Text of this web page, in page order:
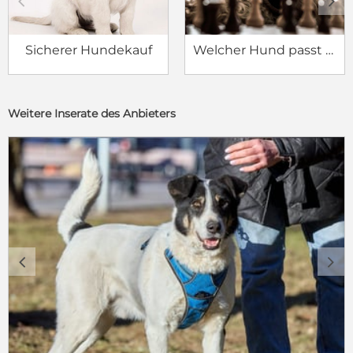
Sicherer Hundekauf Welcher Hund passt zu mir?
Weitere Inserate des Anbieters
c d